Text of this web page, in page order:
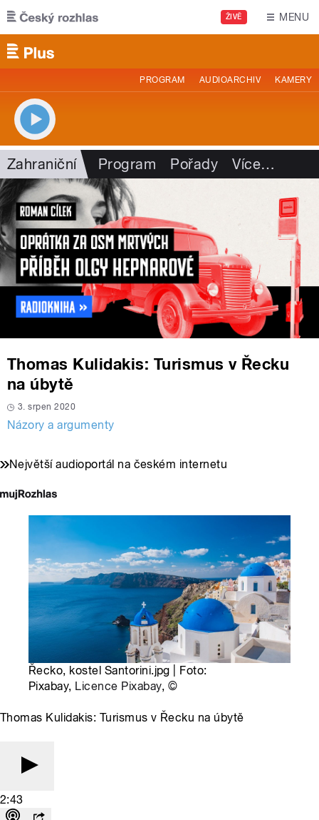
Přejít k hlavnímu obsahu
ŽIVĚ MENU
PROGRAM AUDIOARCHIV KAMERY
Zahraniční Program Pořady Více…
Thomas Kulidakis: Turismus v Řecku
na úbytě
3. srpen 2020
Názory a argumenty
Největší audioportál na českém internetu
Řecko, kostel Santorini.jpg | Foto:
Pixabay, Licence Pixabay, ©
Thomas Kulidakis: Turismus v Řecku na úbytě
2:43